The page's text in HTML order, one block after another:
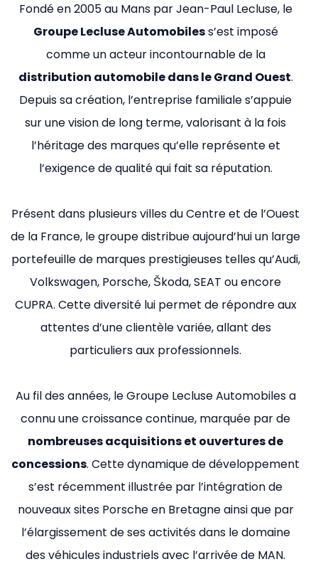
Fondé en 2005 au Mans par Jean-Paul Lecluse, le
Groupe Lecluse Automobiless’est imposé
comme un acteur incontournable de la
distribution automobile dans le Grand Ouest.
Depuis sa création, l’entreprise familiale s’appuie
sur une vision de long terme, valorisant à la fois
l’héritage des marques qu’elle représente et
l’exigence de qualité qui fait sa réputation.
Présent dans plusieurs villes du Centre et de l’Ouest
de la France, le groupe distribue aujourd’hui un large
portefeuille de marques prestigieuses telles qu’Audi,
Volkswagen, Porsche, Škoda, SEAT ou encore
CUPRA. Cette diversité lui permet de répondre aux
attentes d’une clientèle variée, allant des
particuliers aux professionnels.
Au fil des années, le Groupe Lecluse Automobiles a
connu une croissance continue, marquée par de
nombreuses acquisitions et ouvertures de
concessions. Cette dynamique de développement
s’est récemment illustrée par l’intégration de
nouveaux sites Porsche en Bretagne ainsi que par
l’élargissement de ses activités dans le domaine
des véhicules industriels avec l’arrivée de MAN.